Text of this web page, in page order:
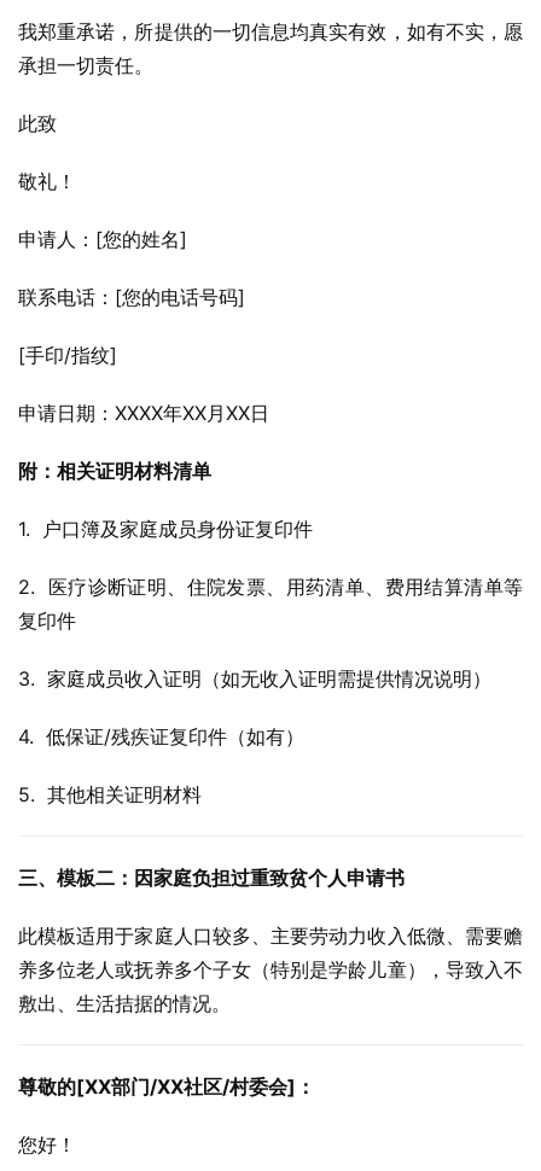
我郑重承诺，所提供的一切信息均真实有效，如有不实，愿
承担一切责任。
此致
敬礼！
申请人：[您的姓名]
联系电话：[您的电话号码]
[手印/指纹]
申请日期：XXXX年XX月XX日
附：相关证明材料清单
1.  户口簿及家庭成员身份证复印件
2.  医疗诊断证明、住院发票、用药清单、费用结算清单等
复印件
3.  家庭成员收入证明（如无收入证明需提供情况说明）
4.  低保证/残疾证复印件（如有）
5.  其他相关证明材料
三、模板二：因家庭负担过重致贫个人申请书
此模板适用于家庭人口较多、主要劳动力收入低微、需要赡
养多位老人或抚养多个子女（特别是学龄儿童），导致入不
敷出、生活拮据的情况。
尊敬的[XX部门/XX社区/村委会]：
您好！